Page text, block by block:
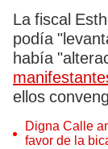
La fiscal
podía
había
ellos
Digna Calle
favor de la